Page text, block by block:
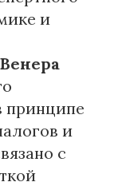
и
Венера
принципе
и
с